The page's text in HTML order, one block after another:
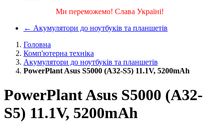
Ми переможемо! Слава Україні!
← Акумулятори до ноутбуків та планшетів
Головна
Комп'ютерна техніка
Акумулятори до ноутбуків та планшетів
PowerPlant Asus S5000 (A32-S5) 11.1V, 5200mAh
PowerPlant Asus S5000 (A32-
S5) 11.1V, 5200mAh